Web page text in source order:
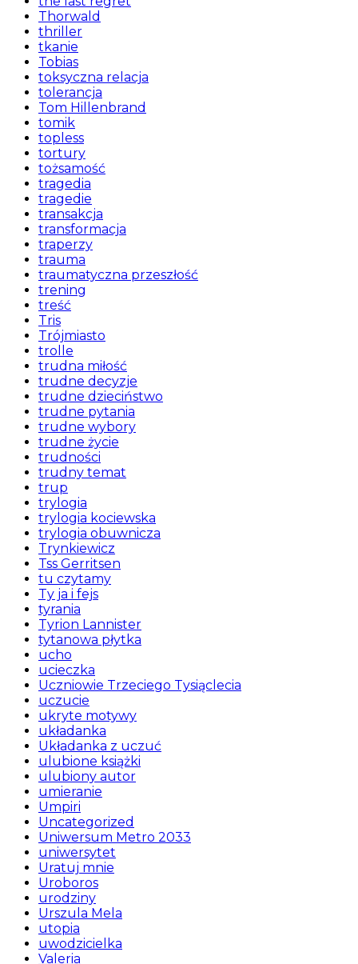
Thorwald
thriller
tkanie
Tobias
toksyczna relacja
tolerancja
Tom Hillenbrand
tomik
topless
tortury
tożsamość
tragedia
tragedie
transakcja
transformacja
traperzy
trauma
traumatyczna przeszłość
trening
treść
Tris
Trójmiasto
trolle
trudna miłość
trudne decyzje
trudne dzieciństwo
trudne pytania
trudne wybory
trudne życie
trudności
trudny temat
trup
trylogia
trylogia kociewska
trylogia obuwnicza
Trynkiewicz
Tss Gerritsen
tu czytamy
Ty ja i fejs
tyrania
Tyrion Lannister
tytanowa płytka
ucho
ucieczka
Uczniowie Trzeciego Tysiąclecia
uczucie
ukryte motywy
układanka
Układanka z uczuć
ulubione książki
ulubiony autor
umieranie
Umpiri
Uncategorized
Uniwersum Metro 2033
uniwersytet
Uratuj mnie
Uroboros
urodziny
Urszula Mela
utopia
uwodzicielka
Valeria